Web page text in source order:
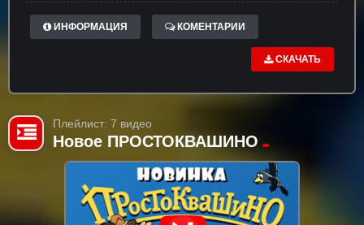
ИНФОРМАЦИЯ КОМЕНТАРИИ
СКАЧАТЬ
Плейлист: 7 видео
Новое ПРОСТОКВАШИНО